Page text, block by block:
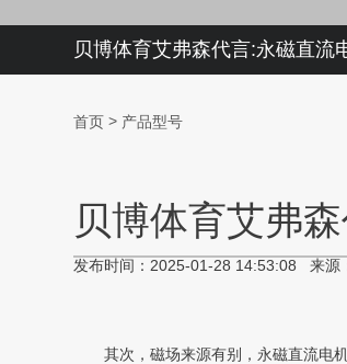
贝博体育艾弗森代言:永磁直流
首页 > 产品型号
贝博体育艾弗
发布时间：2025-01-28 14:53:08 来源
其次，磁场来源有别，永磁直流电机